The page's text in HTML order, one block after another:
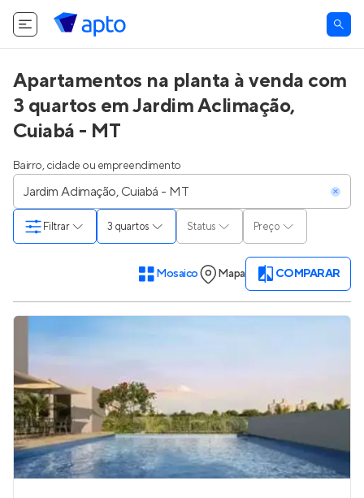
Apartamentos na planta à venda com
3 quartos em Jardim Aclimação,
Cuiabá - MT
Bairro, cidade ou empreendimento
3 quartos Status Preço
Filtrar
Mosaico Mapa COMPARAR